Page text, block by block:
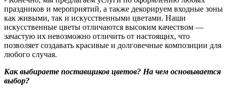
праздников и мероприятий, а также декорируем входные зоны
как живыми, так и искусственными цветами. Наши
искусственные цветы отличаются высоким качеством —
зачастую их невозможно отличить от настоящих, что
позволяет создавать красивые и долговечные композиции для
любого случая.
Как выбираете поставщиков цветов? На чем основывается
выбор?